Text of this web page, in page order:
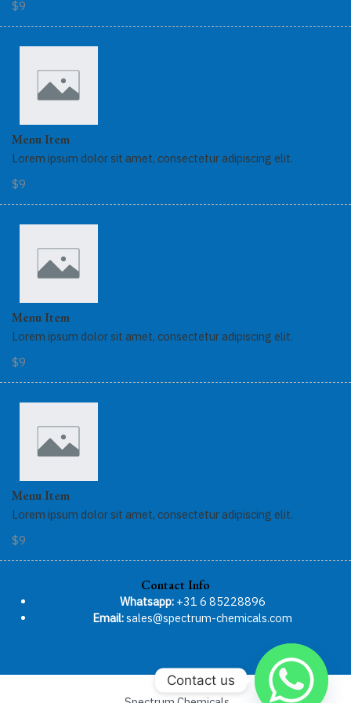
$9
Menu Item
Lorem ipsum dolor sit amet, consectetur adipiscing elit.
$9
Menu Item
Lorem ipsum dolor sit amet, consectetur adipiscing elit.
$9
Menu Item
Lorem ipsum dolor sit amet, consectetur adipiscing elit.
$9
Contact Info
Whatsapp:+31 6 85228896
Email:sales@spectrum-chemicals.com
Contact us